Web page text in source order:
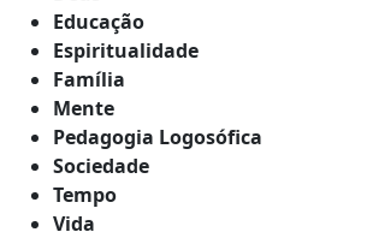
Educação
Espiritualidade
Família
Mente
Pedagogia Logosófica
Sociedade
Tempo
Vida